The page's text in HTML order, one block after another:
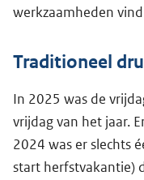
werkzaamheden
Traditioneel
In 2025 was de
vrijdag van het jaar.
2024 was er slechts
start herfstvakantie)